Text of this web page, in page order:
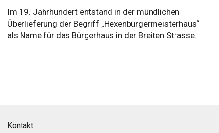
Im 19. Jahrhundert entstand in der mündlichen
Überlieferung der Begriff „Hexenbürgermeisterhaus“
als Name für das Bürgerhaus in der Breiten Strasse.
Kontakt